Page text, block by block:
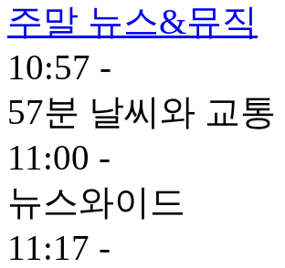
주말 뉴스&뮤직
10:57 -
57분 날씨와 교통
11:00 -
뉴스와이드
11:17 -